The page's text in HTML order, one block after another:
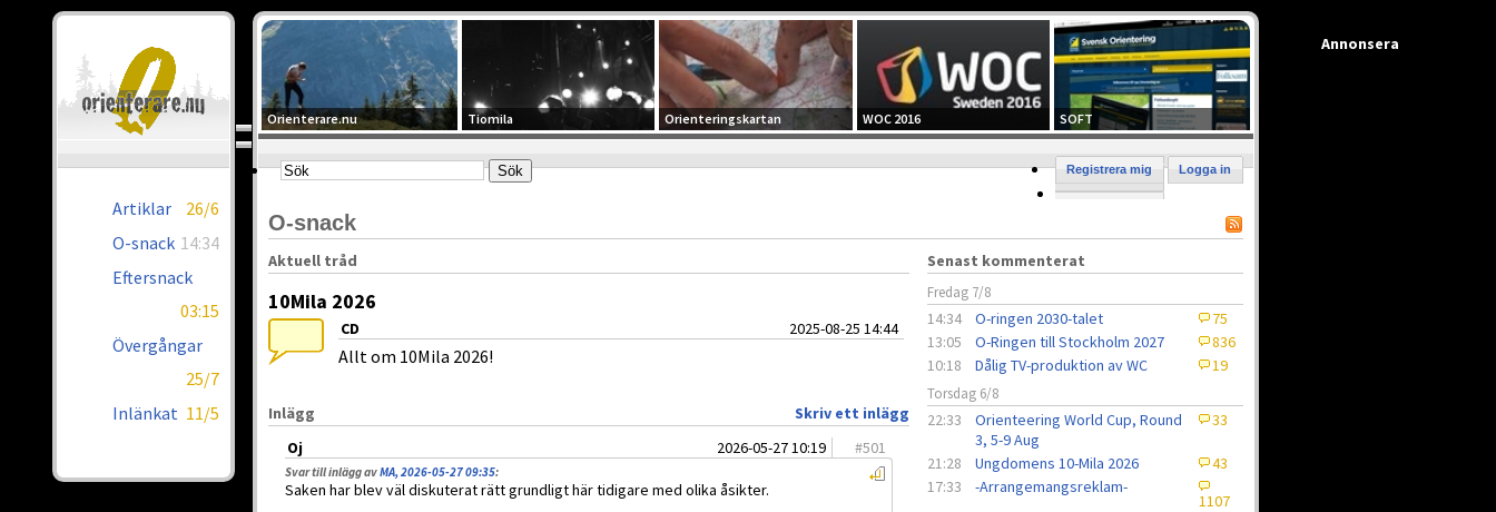
Artiklar
26/6
O-snack 14:34
Eftersnack
03:15
Övergångar
25/7
Inlänkat 11/5
Orienterare.nu Tiomila Orienteringskartan WOC 2016 SOFT
Logga in
Registrera mig
O-snack
Aktuell tråd
10Mila 2026
CD 2025-08-25 14:44
Allt om 10Mila 2026!
Skriv ett inlägg
Inlägg
Oj
2026-05-27 10:19 #501
Svar till inlägg avMA, 2026-05-27 09:35:
Saken har blev väl diskuterat rätt grundligt här tidigare med olika åsikter.
Senast kommenterat
Fredag 7/8
14:34 O-ringen 2030-talet
75
13:05
O-Ringen till Stockholm 2027
836
10:18
Dålig TV-produktion av WC 19
Torsdag 6/8
22:33
Orienteering World Cup, Round
3, 5-9 Aug
33
21:28 Ungdomens 10-Mila 2026
43
17:33
-Arrangemangsreklam-
1107
Annonsera